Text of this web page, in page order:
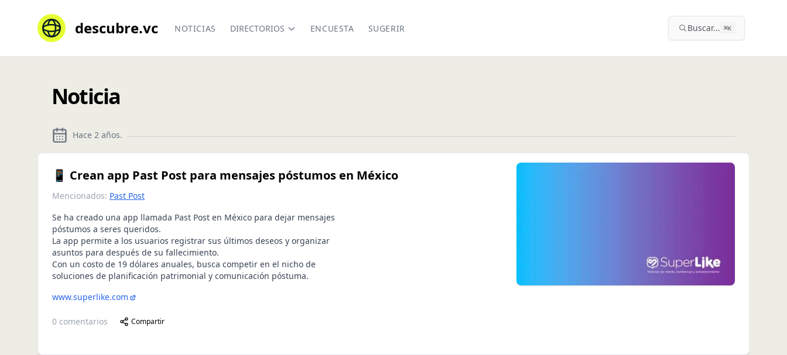
descubre.vc NOTICIAS DIRECTORIOS ENCUESTA SUGERIR Buscar... ⌘K
Noticia
Hace 2 años.
📱 Crean app Past Post para mensajes póstumos en México
Mencionados: Past Post
Se ha creado una app llamada Past Post en México para dejar mensajes
póstumos a seres queridos.
La app permite a los usuarios registrar sus últimos deseos y organizar
asuntos para después de su fallecimiento.
Con un costo de 19 dólares anuales, busca competir en el nicho de
soluciones de planificación patrimonial y comunicación póstuma.
www.superlike.com
0 comentarios Compartir